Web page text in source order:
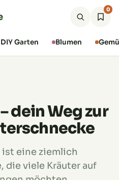
0
DIY Garten Blumen
dein Weg zur
ist eine ziemlich
die viele Kräuter auf